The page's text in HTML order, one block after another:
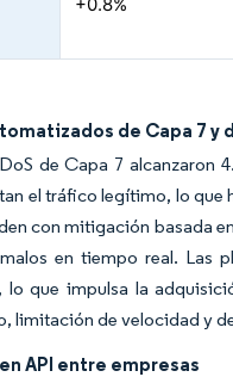
de Capa 7 y
de Capa 7 alcanzaron
el tráfico legítimo, lo
con mitigación basada
en tiempo real. Las
que impulsa la
limitación de velocidad y
API entre empresas